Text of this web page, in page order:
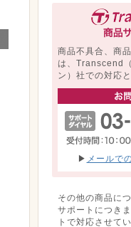
商品不具合、商
は、Transcend
ン）社での対応
▶ メールで
その他の商品に
サポートにつき
トで対応させて